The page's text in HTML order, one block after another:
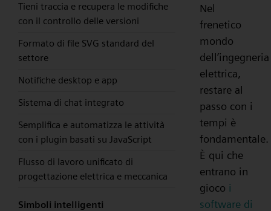
Tieni traccia e recupera le modifiche
con il controllo delle versioni
Formato di file SVG standard del
settore
Notifiche desktop e app
Sistema di chat integrato
Semplifica e automatizza le attività
con i plugin basati su JavaScript
Flusso di lavoro unificato di
progettazione elettrica e meccanica
Simboli intelligenti
Nel
frenetico
mondo
dell’ingegneria
elettrica,
restare al
passo con i
tempi è
fondamentale.
È qui che
entrano in
gioco i
software di